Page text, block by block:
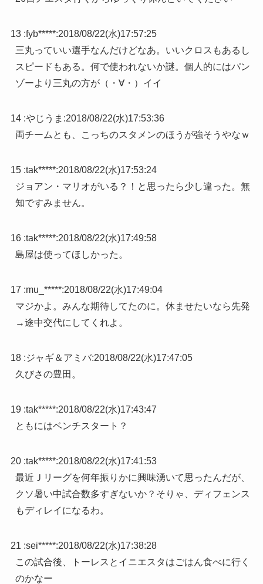
13 :fyb*****:2018/08/22(水)17:57:25
三丸っていい選手なんだけどなあ。いいクロスもあるし
スピードもある。何で使われないか謎。個人的にはパン
ゾーより三丸の方が（・∀・）イイ
14 :やじうま :2018/08/22(水)17:53:36
両チームとも、こっちのスタメンのほうが強そうやなｗ
15 :tak*****:2018/08/22(水)17:53:24
ジョアン・マリオがいる？！と思ったら少し違った。無
知ですみません。
16 :tak*****:2018/08/22(水)17:49:58
島屋は使ってほしかった。
17 :mu_*****:2018/08/22(水)17:49:04
マジかよ。みんな期待してたのに。休ませたいなら先発
→途中交代にしてくれよ。
18 :ジャギ＆アミバ:2018/08/22(水)17:47:05
久びさの豊田。
19 :tak*****:2018/08/22(水)17:43:47
ともにはベンチスタート？
20 :tak*****:2018/08/22(水)17:41:53
最近Ｊリーグを何年振りかに興味湧いて思ったんだが、
クソ暑い中試合数多すぎないか？そりゃ、ディフェンス
もディレイになるわ。
21 :sei*****:2018/08/22(水)17:38:28
この試合後、トーレスとイニエスタはごはん食べに行く
のかなー